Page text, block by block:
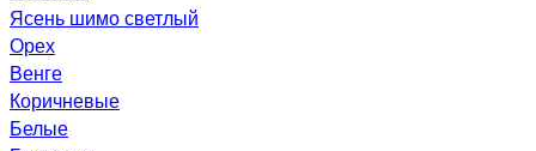
Ясень шимо светлый
Орех
Венге
Коричневые
Белые